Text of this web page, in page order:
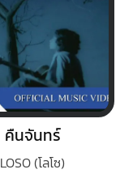
คืนจันทร์
LOSO (โลโซ)